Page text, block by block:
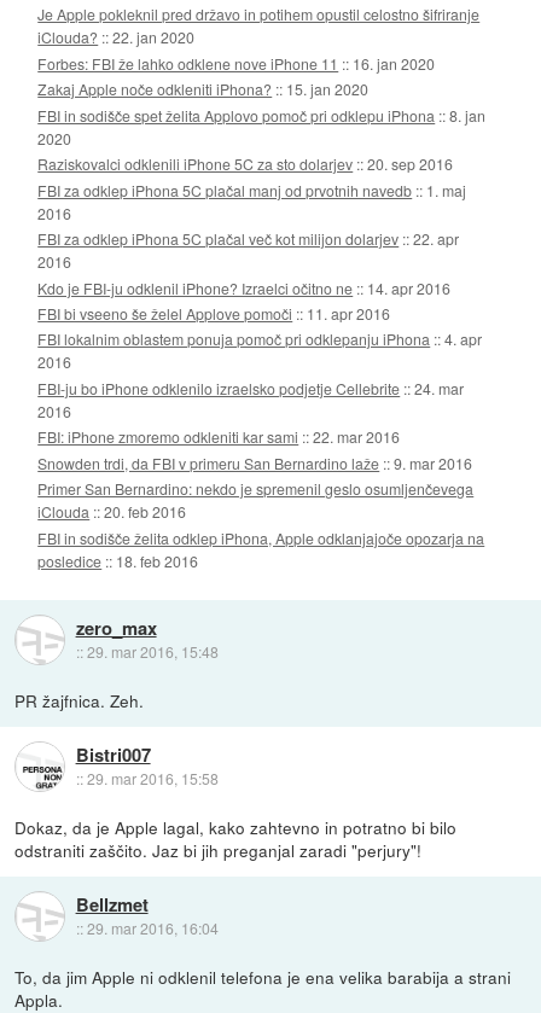
Je Apple pokleknil pred državo in potihem opustil celostno šifriranje
iClouda? ::22. jan 2020
Forbes: FBI že lahko odklene nove iPhone 11 :: 16. jan 2020
Zakaj Apple noče odkleniti iPhona? :: 15. jan 2020
FBI in sodišče spet želita Applovo pomoč pri odklepu iPhona ::8. jan
2020
Raziskovalci odklenili iPhone 5C za sto dolarjev ::20. sep 2016
FBI za odklep iPhona 5C plačal manj od prvotnih navedb :: 1. maj
2016
FBI za odklep iPhona 5C plačal več kot milijon dolarjev ::22. apr
2016
Kdo je FBI-ju odklenil iPhone? Izraelci očitno ne :: 14. apr 2016
FBI bi vseeno še želel Applove pomoči :: 11. apr 2016
FBI lokalnim oblastem ponuja pomoč pri odklepanju iPhona ::4. apr
2016
FBI-ju bo iPhone odklenilo izraelsko podjetje Cellebrite ::24. mar
2016
FBI: iPhone zmoremo odkleniti kar sami ::22. mar 2016
Snowden trdi, da FBI v primeru San Bernardino laže ::9. mar 2016
Primer San Bernardino: nekdo je spremenil geslo osumljenčevega
iClouda ::20. feb 2016
FBI in sodišče želita odklep iPhona, Apple odklanjajoče opozarja na
posledice :: 18. feb 2016
zero_max
::29. mar 2016, 15:48
PR žajfnica. Zeh.
Bistri007
::29. mar 2016, 15:58
Dokaz, da je Apple lagal, kako zahtevno in potratno bi bilo
odstraniti zaščito. Jaz bi jih preganjal zaradi "perjury"!
Bellzmet
::29. mar 2016, 16:04
To, da jim Apple ni odklenil telefona je ena velika barabija a strani
Appla.